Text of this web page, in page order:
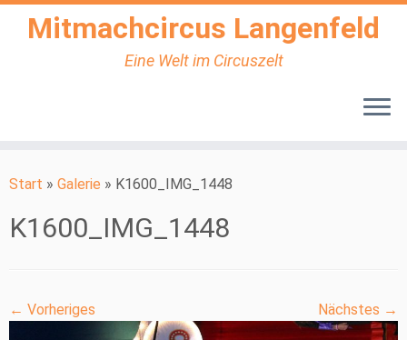
Inhalt
Mitmachcircus Langenfeld
Eine Welt im Circuszelt
Start » Galerie » K1600_IMG_1448
K1600_IMG_1448
← Vorheriges Nächstes →